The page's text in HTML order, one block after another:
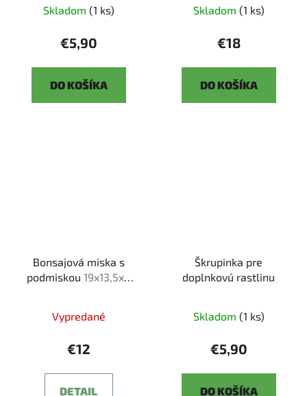
Skladom (1 ks)
€5,90
DO KOŠÍKA
Skladom (1 ks)
€18
DO KOŠÍKA
Bonsajová miska s
podmiskou 19x13,5x6
Vypredané
€12
DETAIL
Škrupinka pre
doplnkovú rastlinu
Skladom (1 ks)
€5,90
DO KOŠÍKA